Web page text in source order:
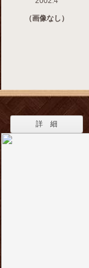
（画像なし）
詳 細